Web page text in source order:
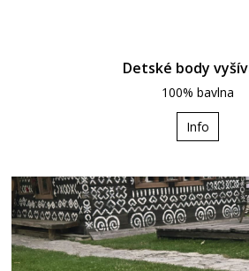
Detské body
100% bavlna
Info